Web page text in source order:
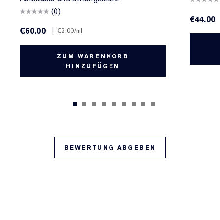
(0)
€60.00
€2.00/ml
ZUM WARENKORB
HINZUFÜGEN
€44.00
BEWERTUNG ABGEBEN